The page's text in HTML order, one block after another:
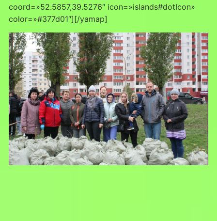
coord=»52.5857,39.5276″ icon=»islands#dotIcon»
color=»#377d01″][/yamap]